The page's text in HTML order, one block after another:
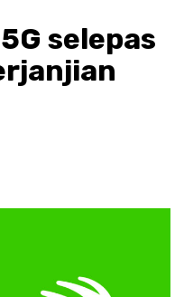
selepas